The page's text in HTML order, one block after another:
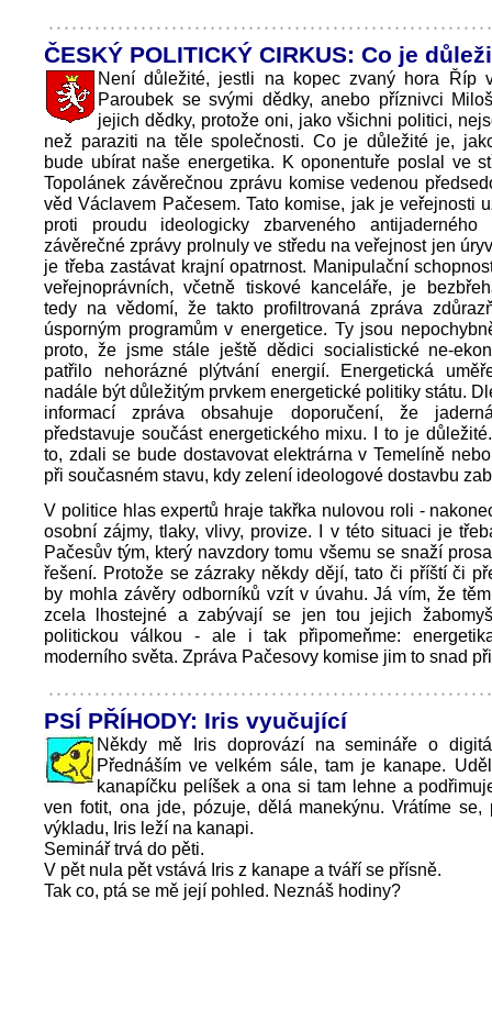
ČESKÝ POLITICKÝ CIRKUS: Co je
Není důležité, jestli na kopec zvaný hora Říp
Paroubek se svými dědky, anebo příznivci
jejich dědky, protože oni, jako všichni politici,
než paraziti na těle společnosti. Co je důležité je,
bude ubírat naše energetika. K oponentuře poslal ve
Topolánek závěrečnou zprávu komise vedenou
věd Václavem Pačesem. Tato komise, jak je veřejnosti
proti proudu ideologicky zbarveného antijaderného
závěrečné zprávy prolnuly ve středu na veřejnost jen
je třeba zastávat krajní opatrnost. Manipulační
veřejnoprávních, včetně tiskové kanceláře, je
tedy na vědomí, že takto profiltrovaná zpráva
úsporným programům v energetice. Ty jsou
proto, že jsme stále ještě dědici socialistické ne-
patřilo nehorázné plýtvání energií. Energetická
nadále být důležitým prvkem energetické politiky státu.
informací zpráva obsahuje doporučení, že
představuje součást energetického mixu. I to je
to, zdali se bude dostavovat elektrárna v Temelíně
při současném stavu, kdy zelení ideologové dostavbu
V politice hlas expertů hraje takřka nulovou roli -
osobní zájmy, tlaky, vlivy, provize. I v této situaci je
Pačesův tým, který navzdory tomu všemu se snaží
řešení. Protože se zázraky někdy dějí, tato či příští či
by mohla závěry odborníků vzít v úvahu. Já vím, že
zcela lhostejné a zabývají se jen tou jejich
politickou válkou - ale i tak připomeňme:
moderního světa. Zpráva Pačesovy komise jim to snad
PSÍ PŘÍHODY: Iris vyučující
Někdy mě Iris doprovází na semináře o
Přednáším ve velkém sále, tam je kanape.
kanapíčku pelíšek a ona si tam lehne a
ven fotit, ona jde, pózuje, dělá manekýnu. Vrátíme se,
výkladu, Iris leží na kanapi.
Seminář trvá do pěti.
V pět nula pět vstává Iris z kanape a tváří se přísně.
Tak co, ptá se mě její pohled. Neznáš hodiny?